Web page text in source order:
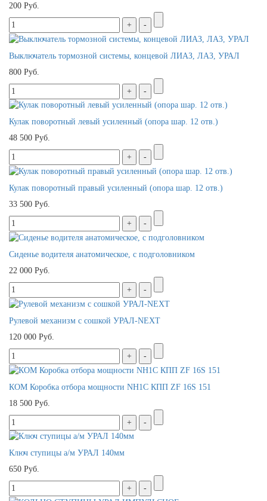
200 Руб.
Выключатель тормозной системы, концевой ЛИАЗ, ЛАЗ, УРАЛ
800 Руб.
Кулак поворотный левый усиленный (опора шар. 12 отв.)
48 500 Руб.
Кулак поворотный правый усиленный (опора шар. 12 отв.)
33 500 Руб.
Сиденье водителя анатомическое, с подголовником
22 000 Руб.
Рулевой механизм с сошкой УРАЛ-NEXT
120 000 Руб.
КОМ Коробка отбора мощности NH1C КПП ZF 16S 151
18 500 Руб.
Ключ ступицы а/м УРАЛ 140мм
650 Руб.